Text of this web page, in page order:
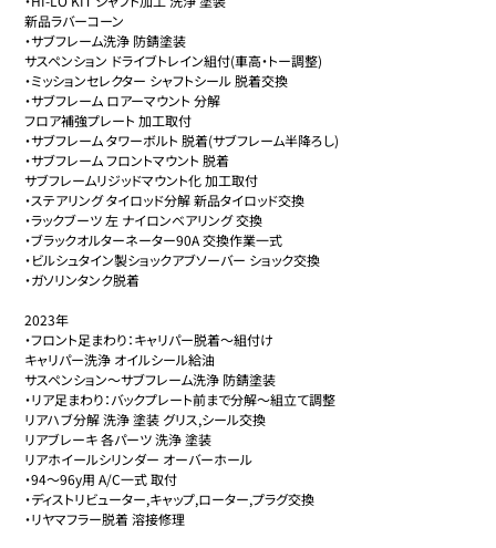
新品ラバーコーン
・サブフレーム洗浄 防錆塗装
サスペンション ドライブトレイン組付(車高・トー調整)
・ミッションセレクター シャフトシール 脱着交換
・サブフレーム ロアーマウント 分解
フロア補強プレート 加工取付
・サブフレーム タワーボルト 脱着(サブフレーム半降ろし)
・サブフレーム フロントマウント 脱着
サブフレームリジッドマウント化 加工取付
・ステアリング タイロッド分解 新品タイロッド交換
・ラックブーツ 左 ナイロンベアリング 交換
・ブラックオルターネーター90A 交換作業一式
・ビルシュタイン製ショックアブソーバー ショック交換
・ガソリンタンク脱着
2023年
・フロント足まわり：キャリパー脱着〜組付け
キャリパー洗浄 オイルシール給油
サスペンション〜サブフレーム洗浄 防錆塗装
・リア足まわり：バックプレート前まで分解〜組立て調整
リアハブ分解 洗浄 塗装 グリス,シール交換
リアブレーキ 各パーツ 洗浄 塗装
リアホイールシリンダー オーバーホール
・94〜96y用 A/C一式 取付
・ディストリビューター,キャップ,ローター,プラグ交換
・リヤマフラー脱着 溶接修理